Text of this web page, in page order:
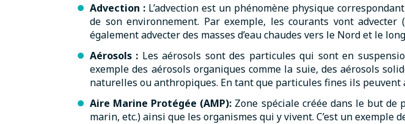
Advection : L’advection est un phénomène physique
de son environnement. Par exemple, les courants vont
également advecter des masses d’eau chaudes vers le Nord et le
Aérosols : Les aérosols sont des particules qui sont en
exemple des aérosols organiques comme la suie, des aérosols
naturelles ou anthropiques. En tant que particules fines ils
Aire Marine Protégée (AMP): Zone spéciale créée dans le but de
marin, etc.) ainsi que les organismes qui y vivent. C’est un exemple